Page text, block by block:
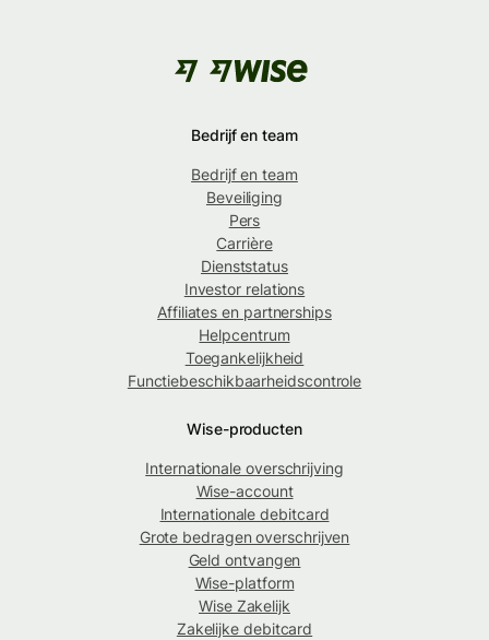
Bedrijf en team
Bedrijf en team
Beveiliging
Pers
Carrière
Dienststatus
Investor relations
Affiliates en partnerships
Helpcentrum
Toegankelijkheid
Functiebeschikbaarheidscontrole
Wise-producten
Internationale overschrijving
Wise-account
Internationale debitcard
Grote bedragen overschrijven
Geld ontvangen
Wise-platform
Wise Zakelijk
Zakelijke debitcard